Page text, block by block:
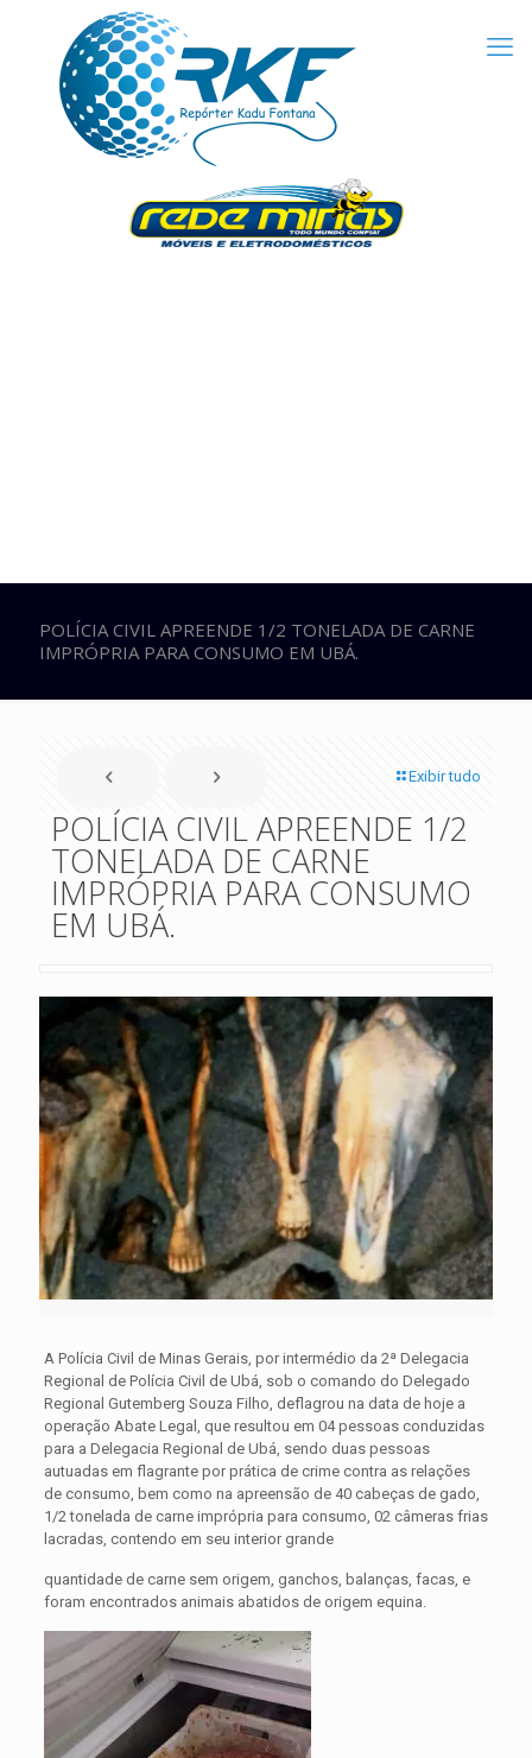
POLÍCIA CIVIL APREENDE 1/2 TONELADA DE CARNE
IMPRÓPRIA PARA CONSUMO EM UBÁ.
Exibir tudo
POLÍCIA CIVIL APREENDE 1/2
TONELADA DE CARNE
IMPRÓPRIA PARA CONSUMO
EM UBÁ.
A Polícia Civil de Minas Gerais, por intermédio da 2ª Delegacia
Regional de Polícia Civil de Ubá, sob o comando do Delegado
Regional Gutemberg Souza Filho, deflagrou na data de hoje a
operação Abate Legal, que resultou em 04 pessoas conduzidas
para a Delegacia Regional de Ubá, sendo duas pessoas
autuadas em flagrante por prática de crime contra as relações
de consumo, bem como na apreensão de 40 cabeças de gado,
1/2 tonelada de carne imprópria para consumo, 02 câmeras frias
lacradas, contendo em seu interior grande
quantidade de carne sem origem, ganchos, balanças, facas, e
foram encontrados animais abatidos de origem equina.